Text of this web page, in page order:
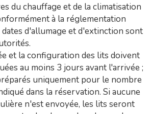
du chauffage et de la climatisation
à la réglementation
dates d'allumage et d'extinction sont
et la configuration des lits doivent
au moins 3 jours avant l'arrivée ;
uniquement pour le nombre
dans la réservation. Si aucune
n'est envoyée, les lits seront